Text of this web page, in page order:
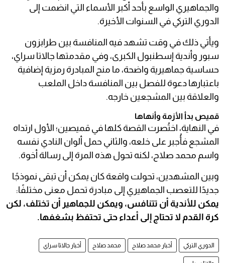
والجماهيري الواسع بأحد أكبر الأسماء التي انضمت إلى
الدوري التركي في السنوات الأخيرة.
ويأتي ذلك في وقت تشهد فيه المنافسة بين طرابزون
سبور وأندية إسطنبول الكبرى، وفي مقدمتها جالاتا سراي،
حساسية جماهيرية واضحة، ما منح المبادرة رمزية إضافية
باعتبارها دعوة للفصل بين المنافسة داخل الملعب
والعلاقة بين المشجعين خارجه.
قميص بدأ الأزمة وأنهاها
في النهاية، اختُصرت القصة كلها في قميصين؛ الأول ارتداه
المشجع فأُجبر على خلعه، والثاني حمل ألوان النادي نفسه
واسم محمد صلاح، لكنه تحول هذه المرة إلى رسالة أخوة.
وبين المشهدين، تحولت واقعة كان يمكن أن تبقى نموذجًا
جديدًا للتعصب الجماهيري إلى مبادرة تحمل معنى مختلفًا:
يمكن للأندية أن تتنافس، ويمكن للجماهير أن تختلف، لكن
كرة القدم لا تحتاج إلى أعداء حتى تحتفظ بشغفها.
الدوري التركي أخبار محمد صلاح محمد صلاح أخبار جالاتا سراي